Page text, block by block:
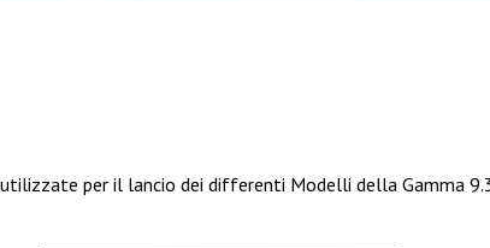
per il lancio dei differenti Modelli della Gamma